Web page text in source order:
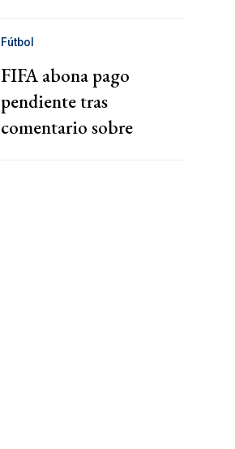
Fútbol
FIFA abona pago
pendiente tras
comentario sobre